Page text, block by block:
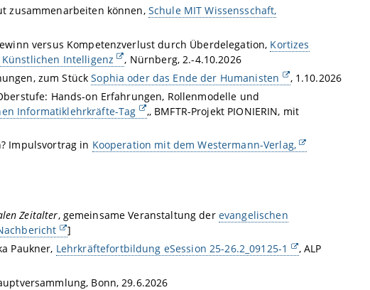
zusammenarbeiten können, Schule MIT Wissensschaft,
versus Kompetenzverlust durch Überdelegation, Kortizes
Intelligenz
, Nürnberg, 2.-4.10.2026
zum StückSophia oder das Ende der Humanisten
, 1.10.2026
Hands-on Erfahrungen, Rollenmodelle und
Informatiklehrkräfte-Tag
,, BMFTR-Projekt PIONIERIN, mit
Impulsvortrag in Kooperation mit dem Westermann-Verlag,
Zeitalter, gemeinsame Veranstaltung der evangelischen
]
Paukner, Lehrkräftefortbildung eSession 25-26.2_09125-1
, ALP
Bonn, 29.6.2026